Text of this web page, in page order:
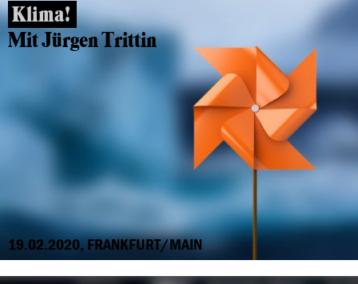
Klima!
Mit Jürgen Trittin
19.02.2020, FRANKFURT/MAIN